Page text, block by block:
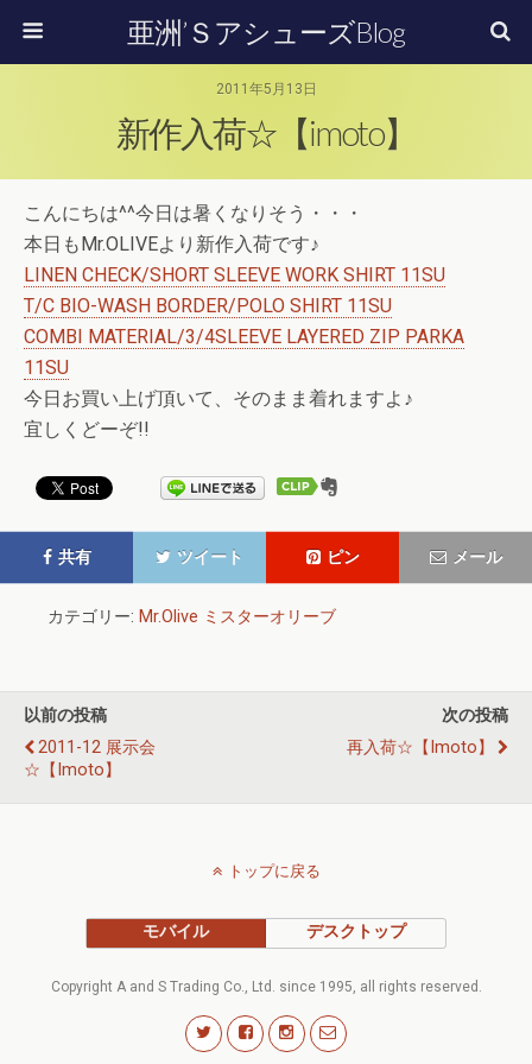
亜洲’ＳアシューズBlog
2011年5月13日
新作入荷☆【imoto】
こんにちは^^今日は暑くなりそう・・・
本日もMr.OLIVEより新作入荷です♪
LINEN CHECK/SHORT SLEEVE WORK SHIRT 11SU
T/C BIO-WASH BORDER/POLO SHIRT 11SU
COMBI MATERIAL/3/4SLEEVE LAYERED ZIP PARKA
11SU
今日お買い上げ頂いて、そのまま着れますよ♪
宜しくどーぞ!!
共有 ツイート ピン メール
カテゴリー: Mr.Olive ミスターオリーブ
以前の投稿
2011-12 展示会
☆【imoto】
次の投稿
再入荷☆【imoto】
トップに戻る
モバイル デスクトップ
Copyright A and S Trading Co., Ltd. since 1995, all rights reserved.